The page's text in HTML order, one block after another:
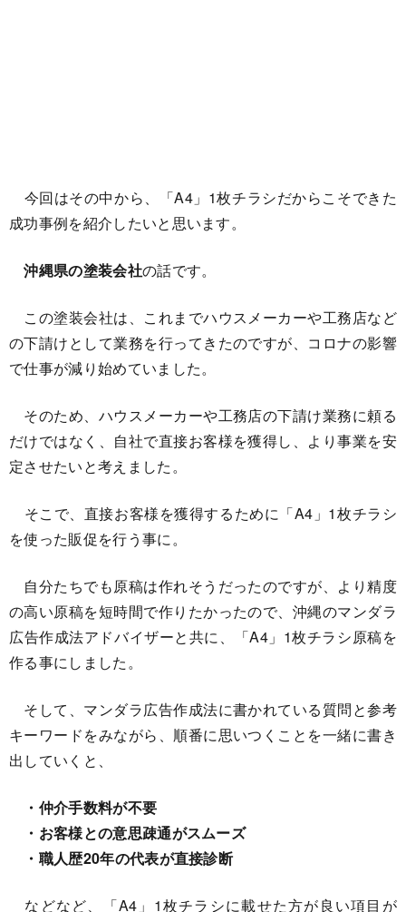
今回はその中から、「A4」1枚チラシだからこそできた
成功事例を紹介したいと思います。
沖縄県の塗装会社の話です。
この塗装会社は、これまでハウスメーカーや工務店など
の下請けとして業務を行ってきたのですが、コロナの影響
で仕事が減り始めていました。
そのため、ハウスメーカーや工務店の下請け業務に頼る
だけではなく、自社で直接お客様を獲得し、より事業を安
定させたいと考えました。
そこで、直接お客様を獲得するために「A4」1枚チラシ
を使った販促を行う事に。
自分たちでも原稿は作れそうだったのですが、より精度
の高い原稿を短時間で作りたかったので、沖縄のマンダラ
広告作成法アドバイザーと共に、「A4」1枚チラシ原稿を
作る事にしました。
そして、マンダラ広告作成法に書かれている質問と参考
キーワードをみながら、順番に思いつくことを一緒に書き
出していくと、
・仲介手数料が不要
・お客様との意思疎通がスムーズ
・職人歴20年の代表が直接診断
などなど、「A4」1枚チラシに載せた方が良い項目が